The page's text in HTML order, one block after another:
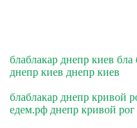
блаблакар днепр киев
днепр киев днепр киев
блаблакар днепр кривой
едем.рф днепр кривой